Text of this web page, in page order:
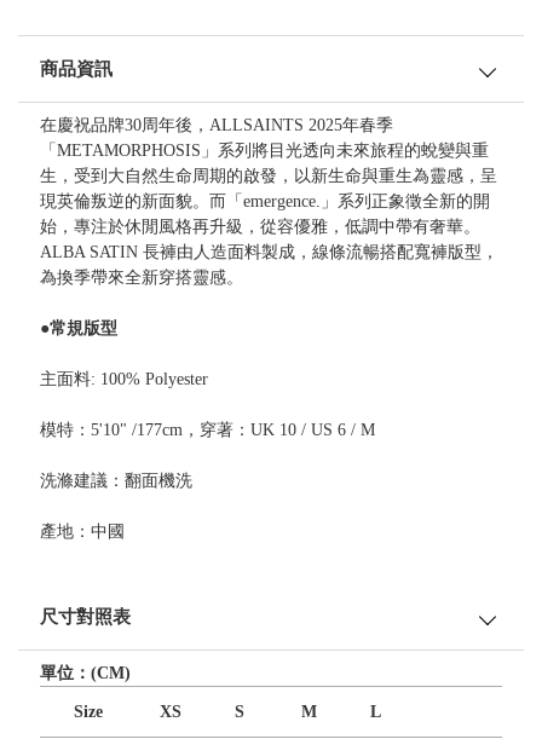
商品資訊
在慶祝品牌30周年後，ALLSAINTS 2025年春季
「METAMORPHOSIS」系列將目光透向未來旅程的蛻變與重
生，受到大自然生命周期的啟發，以新生命與重生為靈感，呈
現英倫叛逆的新面貌。而「emergence.」系列正象徵全新的開
始，專注於休閒風格再升級，從容優雅，低調中帶有奢華。
ALBA SATIN 長褲由人造面料製成，線條流暢搭配寬褲版型，
為換季帶來全新穿搭靈感。
●常規版型
主面料: 100% Polyester
模特：5'10" /177cm，穿著：UK 10 / US 6 / M
洗滌建議：翻面機洗
產地：中國
尺寸對照表
單位：(CM)
Size XS S M L